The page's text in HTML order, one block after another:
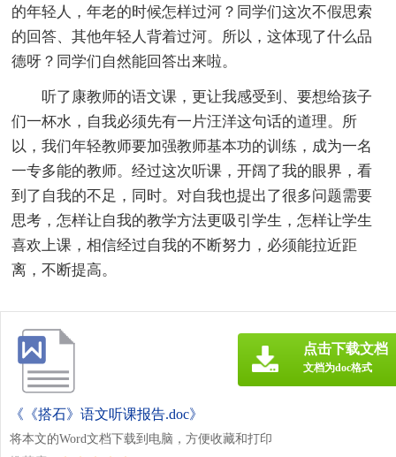
的年轻人，年老的时候怎样过河？同学们这次不假思索
的回答、其他年轻人背着过河。所以，这体现了什么品
德呀？同学们自然能回答出来啦。
听了康教师的语文课，更让我感受到、要想给孩子
们一杯水，自我必须先有一片汪洋这句话的道理。所
以，我们年轻教师要加强教师基本功的训练，成为一名
一专多能的教师。经过这次听课，开阔了我的眼界，看
到了自我的不足，同时。对自我也提出了很多问题需要
思考，怎样让自我的教学方法更吸引学生，怎样让学生
喜欢上课，相信经过自我的不断努力，必须能拉近距
离，不断提高。
《《搭石》语文听课报告.doc》
将本文的Word文档下载到电脑，方便收藏和打印
点击下载文档
文档为doc格式